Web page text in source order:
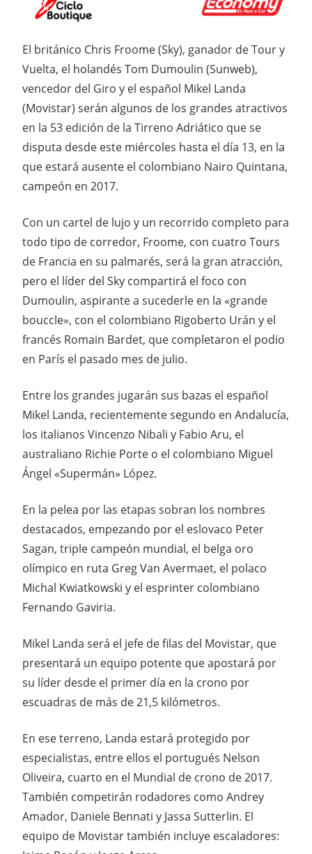
El británico Chris Froome (Sky), ganador de Tour y
Vuelta, el holandés Tom Dumoulin (Sunweb),
vencedor del Giro y el español Mikel Landa
(Movistar) serán algunos de los grandes atractivos
en la 53 edición de la Tirreno Adriático que se
disputa desde este miércoles hasta el día 13, en la
que estará ausente el colombiano Nairo Quintana,
campeón en 2017.
Con un cartel de lujo y un recorrido completo para
todo tipo de corredor, Froome, con cuatro Tours
de Francia en su palmarés, será la gran atracción,
pero el líder del Sky compartirá el foco con
Dumoulin, aspirante a sucederle en la «grande
bouccle», con el colombiano Rigoberto Urán y el
francés Romain Bardet, que completaron el podio
en París el pasado mes de julio.
Entre los grandes jugarán sus bazas el español
Mikel Landa, recientemente segundo en Andalucía,
los italianos Vincenzo Nibali y Fabio Aru, el
australiano Richie Porte o el colombiano Miguel
Ángel «Supermán» López.
En la pelea por las etapas sobran los nombres
destacados, empezando por el eslovaco Peter
Sagan, triple campeón mundial, el belga oro
olímpico en ruta Greg Van Avermaet, el polaco
Michal Kwiatkowski y el esprinter colombiano
Fernando Gaviria.
Mikel Landa será el jefe de filas del Movistar, que
presentará un equipo potente que apostará por
su líder desde el primer día en la crono por
escuadras de más de 21,5 kilómetros.
En ese terreno, Landa estará protegido por
especialistas, entre ellos el portugués Nelson
Oliveira, cuarto en el Mundial de crono de 2017.
También competirán rodadores como Andrey
Amador, Daniele Bennati y Jassa Sutterlin. El
equipo de Movistar también incluye escaladores: